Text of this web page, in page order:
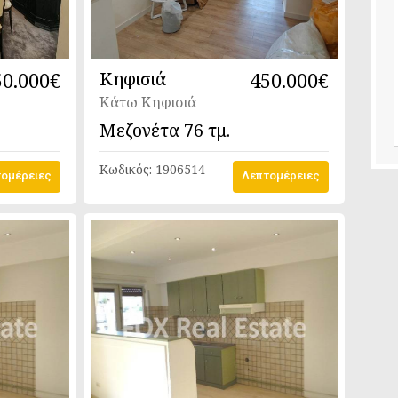
Κηφισιά 450.000€
Κάτω Κηφισιά
Μεζονέτα 76 τμ.
Κωδικός: 1906514 Λεπτομέρειες